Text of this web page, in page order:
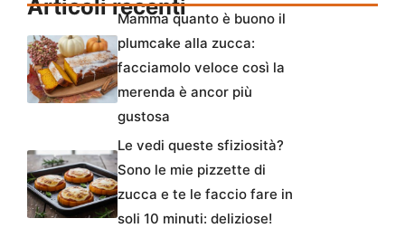
Articoli recentiMamma quanto è buono il
plumcake alla zucca:
facciamolo veloce così la
merenda è ancor più
gustosa
Le vedi queste sfiziosità?
Sono le mie pizzette di
zucca e te le faccio fare in
soli 10 minuti: deliziose!